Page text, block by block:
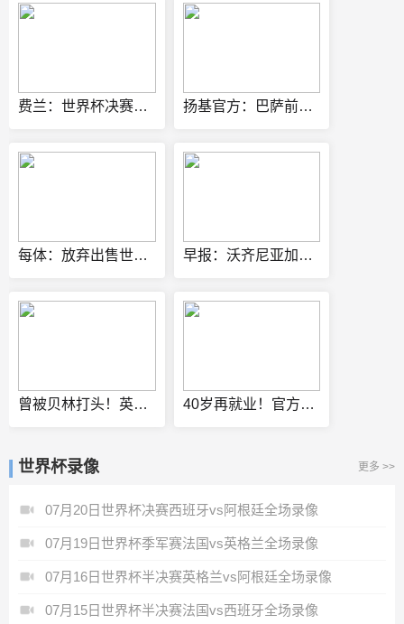
费兰：世界杯决赛进球堪称梦想成真，迫不及待想要本土卫冕 扬基官方：巴萨前锋费兰·托雷斯应邀担任美职棒开球嘉宾
每体：放弃出售世界杯股权，因凡蒂诺无缘5500万欧天价年薪 早报：沃齐尼亚加盟科洛科洛；富勒姆连签皇马贡萨洛+帕拉西奥斯
曾被贝林打头！英媒:蓝军新援巴尔科习惯争议 不在乎英国球迷嘘声 40岁再就业！官方：佛得角门将沃齐尼亚加盟智利甲球队科洛科洛
世界杯录像 更多 >>
07月20日世界杯决赛西班牙vs阿根廷全场录像
07月19日世界杯季军赛法国vs英格兰全场录像
07月16日世界杯半决赛英格兰vs阿根廷全场录像
07月15日世界杯半决赛法国vs西班牙全场录像